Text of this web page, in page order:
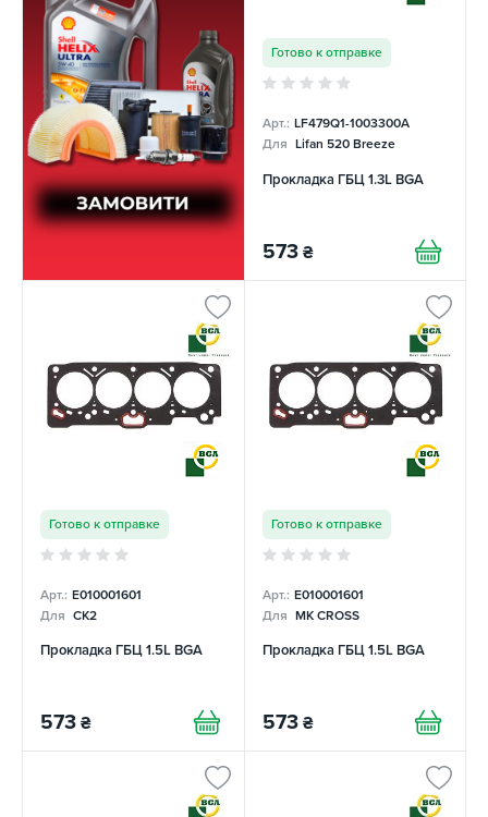
Готово к отправке
Арт.: LF479Q1-1003300A
Для Lifan 520 Breeze
Прокладка ГБЦ 1.3L BGA
573 ₴
Готово к отправке
Арт.: E010001601
Для CK2
Прокладка ГБЦ 1.5L BGA
573 ₴
Готово к отправке
Арт.: E010001601
Для MK CROSS
Прокладка ГБЦ 1.5L BGA
573 ₴